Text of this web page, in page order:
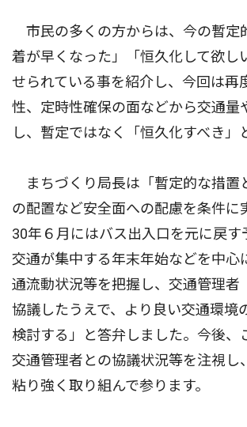
市民の多くの方からは、今の暫定
着が早くなった」「恒久化して欲し
せられている事を紹介し、今回は再
性、定時性確保の面などから交通量
し、暫定ではなく「恒久化すべき」
まちづくり局長は「暫定的な措置
の配置など安全面への配慮を条件に
30年６月にはバス出入口を元に戻す
交通が集中する年末年始などを中心
通流動状況等を把握し、交通管理者
協議したうえで、より良い交通環境
検討する」と答弁しました。今後、
交通管理者との協議状況等を注視し
粘り強く取り組んで参ります。